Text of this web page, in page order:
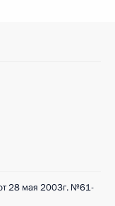
28 мая 2003г. №61-